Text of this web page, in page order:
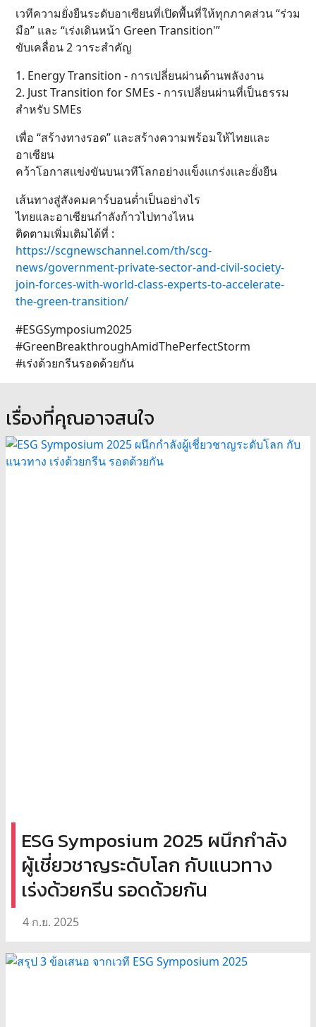
เวทีความยั่งยืนระดับอาเซียนที่เปิดพื้นที่ให้ทุกภาคส่วน “ร่วม
มือ” และ “เร่งเดินหน้า Green Transition'”
ขับเคลื่อน 2 วาระสำคัญ
1. Energy Transition - การเปลี่ยนผ่านด้านพลังงาน
2. Just Transition for SMEs - การเปลี่ยนผ่านที่เป็นธรรม
สำหรับ SMEs
เพื่อ “สร้างทางรอด” เเละสร้างความพร้อมให้ไทยเเละ
อาเซียน
คว้าโอกาสเเข่งขันบนเวทีโลกอย่างเเข็งเเกร่งเเละยั่งยืน
เส้นทางสู่สังคมคาร์บอนต่ำเป็นอย่างไร
ไทยและอาเซียนกำลังก้าวไปทางไหน
ติดตามเพิ่มเติมได้ที่ :
https://scgnewschannel.com/th/scg-
news/government-private-sector-and-civil-society-
join-forces-with-world-class-experts-to-accelerate-
the-green-transition/
#ESGSymposium2025
#GreenBreakthroughAmidThePerfectStorm
#เร่งด้วยกรีนรอดด้วยกัน
เรื่องที่คุณอาจสนใจ
ESG Symposium 2025 ผนึกกำลัง
ผู้เชี่ยวชาญระดับโลก กับแนวทาง
เร่งด้วยกรีน รอดด้วยกัน
4 ก.ย. 2025